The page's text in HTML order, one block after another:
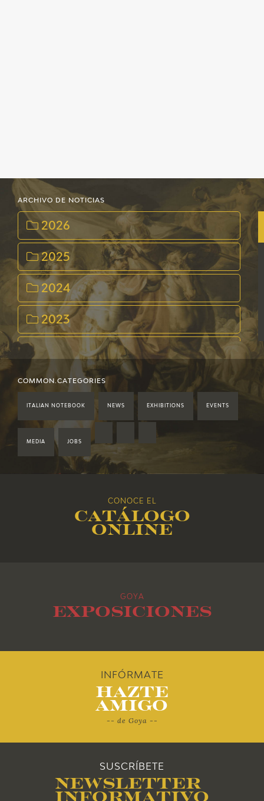
ARCHIVO DE NOTICIAS
2026
2025
2024
2023
2022
2021
2019
2018
COMMON.CATEGORIES
ITALIAN NOTEBOOK NEWS EXHIBITIONS EVENTS
MEDIA JOBS
CONOCE EL
Catálogo
online
GOYA
Exposiciones
INFÓRMATE
Hazte
Amigo
-- de Goya --
SUSCRÍBETE
Newsletter
Informativo